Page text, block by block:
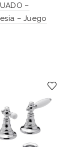
–
– Juego